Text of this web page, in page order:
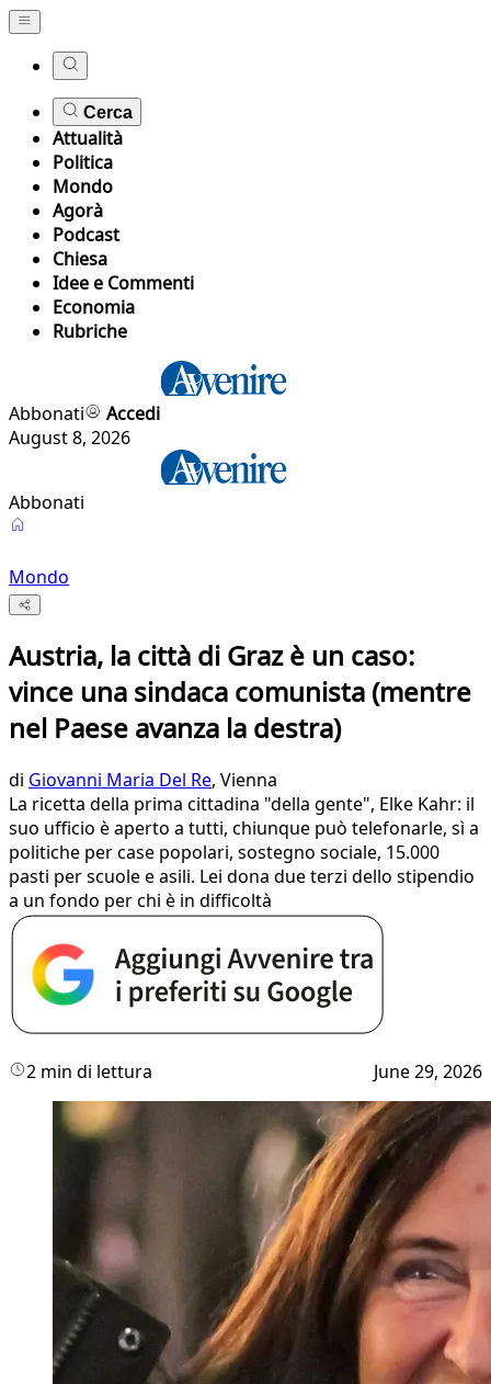
Cerca
Attualità
Politica
Mondo
Agorà
Podcast
Chiesa
Idee e Commenti
Economia
Rubriche
Abbonati
Accedi
August 8, 2026
Abbonati
Mondo
Austria, la città di Graz è un caso:
vince una sindaca comunista (mentre
nel Paese avanza la destra)
di Giovanni Maria Del Re, Vienna
La ricetta della prima cittadina "della gente", Elke Kahr: il
suo ufficio è aperto a tutti, chiunque può telefonarle, sì a
politiche per case popolari, sostegno sociale, 15.000
pasti per scuole e asili. Lei dona due terzi dello stipendio
a un fondo per chi è in difficoltà
2 min di lettura June 29, 2026